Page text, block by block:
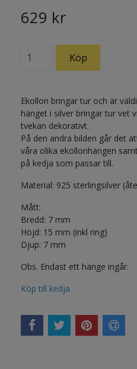
629 kr
Ekollon bringar tur och är
hänget i silver bringar tur vet
tvekan dekorativt.
På den andra bilden går det
våra olika ekollonhängen
på kedja som passar till.
Material: 925 sterlingsilver
Mått:
Bredd: 7 mm
Höjd: 15 mm (inkl ring)
Djup: 7 mm
Obs. Endast ett hänge ingår.
Köp till kedja